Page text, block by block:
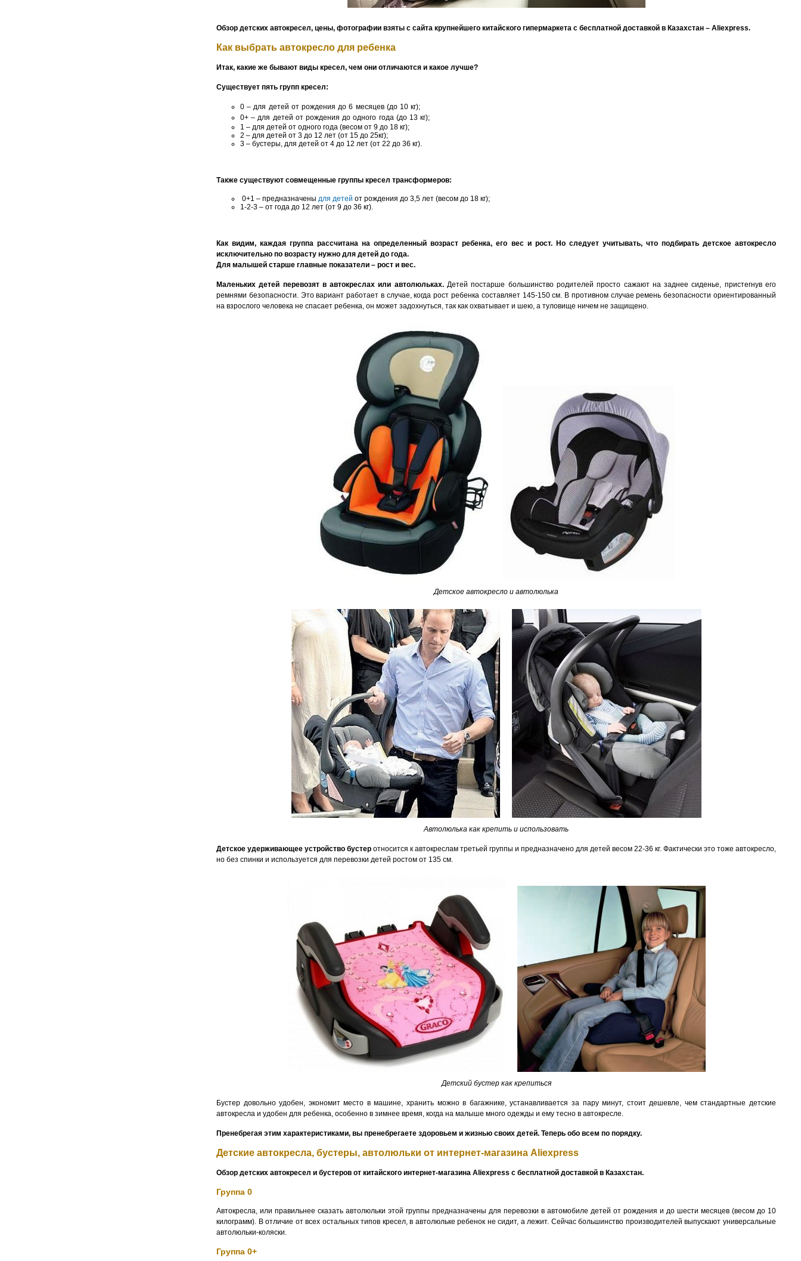
Обзор детских автокресел, цены, фотографии взяты с сайта крупнейшего китайского гипермаркета с бесплатной доставкой в Казахстан – Aliexpress.
Как выбрать автокресло для ребенка
Итак, какие же бывают виды кресел, чем они отличаются и какое лучше?
Существует пять групп кресел:
0 – для детей от рождения до 6 месяцев (до 10 кг);
0+ – для детей от рождения до одного года (до 13 кг);
1 – для детей от одного года (весом от 9 до 18 кг);
2 – для детей от 3 до 12 лет (от 15 до 25кг);
3 – бустеры, для детей от 4 до 12 лет (от 22 до 36 кг).
Также существуют совмещенные группы кресел трансформеров:
0+1 – предназначены для детей от рождения до 3,5 лет (весом до 18 кг);
1-2-3 – от года до 12 лет (от 9 до 36 кг).
Как видим, каждая группа рассчитана на определенный возраст ребенка, его вес и рост. Но следует учитывать, что подбирать детское автокресло
исключительно по возрасту нужно для детей до года.
Для малышей старше главные показатели – рост и вес.
Маленьких детей перевозят в автокреслах или автолюльках.Детей постарше большинство родителей просто сажают на заднее сиденье, пристегнув его
ремнями безопасности. Это вариант работает в случае, когда рост ребенка составляет 145-150 см. В противном случае ремень безопасности ориентированный
на взрослого человека не спасает ребенка, он может задохнуться, так как охватывает и шею, а туловище ничем не защищено.
Детское автокресло и автолюлька
Автолюлька как крепить и использовать
Детское удерживающее устройство бустер относится к автокреслам третьей группы и предназначено для детей весом 22-36 кг. Фактически это тоже автокресло,
но без спинки и используется для перевозки детей ростом от 135 см.
Детский бустер как крепиться
Бустер довольно удобен, экономит место в машине, хранить можно в багажнике, устанавливается за пару минут, стоит дешевле, чем стандартные детские
автокресла и удобен для ребенка, особенно в зимнее время, когда на малыше много одежды и ему тесно в автокресле.
Пренебрегая этим характеристиками, вы пренебрегаете здоровьем и жизнью своих детей. Теперь обо всем по порядку.
Детские автокресла, бустеры, автолюльки от интернет-магазина Aliexpress
Обзор детских автокресел и бустеров от китайского интернет-магазина Aliexpress с бесплатной доставкой в Казахстан.
Группа 0
Автокресла, или правильнее сказать автолюльки этой группы предназначены для перевозки в автомобиле детей от рождения и до шести месяцев (весом до 10
килограмм). В отличие от всех остальных типов кресел, в автолюльке ребенок не сидит, а лежит. Сейчас большинство производителей выпускают универсальные
автолюльки-коляски.
Группа 0+